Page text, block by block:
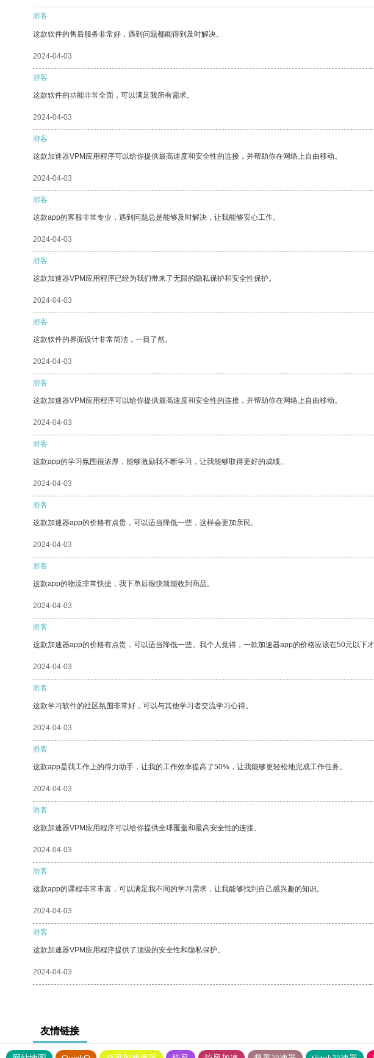
游客
这款软件的售后服务非常好，遇到问题都能得到及时解决。
2024-04-03
游客
这款软件的功能非常全面，可以满足我所有需求。
2024-04-03
游客
这款加速器VPM应用程序可以给你提供最高速度和安全性的连接，并帮助你在网络上自由移动。
2024-04-03
游客
这款app的客服非常专业，遇到问题总是能够及时解决，让我能够安心工作。
2024-04-03
游客
这款加速器VPM应用程序已经为我们带来了无限的隐私保护和安全性保护。
2024-04-03
游客
这款软件的界面设计非常简洁，一目了然。
2024-04-03
游客
这款加速器VPM应用程序可以给你提供最高速度和安全性的连接，并帮助你在网络上自由移动。
2024-04-03
游客
这款app的学习氛围很浓厚，能够激励我不断学习，让我能够取得更好的成绩。
2024-04-03
游客
这款加速器app的价格有点贵，可以适当降低一些，这样会更加亲民。
2024-04-03
游客
这款app的物流非常快捷，我下单后很快就能收到商品。
2024-04-03
游客
这款加速器app的价格有点贵，可以适当降低一些。我个人觉得，一款加速器app的价格应该在50元以下才
2024-04-03
游客
这款学习软件的社区氛围非常好，可以与其他学习者交流学习心得。
2024-04-03
游客
这款app是我工作上的得力助手，让我的工作效率提高了50%，让我能够更轻松地完成工作任务。
2024-04-03
游客
这款加速器VPM应用程序可以给你提供全球覆盖和最高安全性的连接。
2024-04-03
游客
这款app的课程非常丰富，可以满足我不同的学习需求，让我能够找到自己感兴趣的知识。
2024-04-03
游客
这款加速器VPM应用程序提供了顶级的安全性和隐私保护。
2024-04-03
友情链接